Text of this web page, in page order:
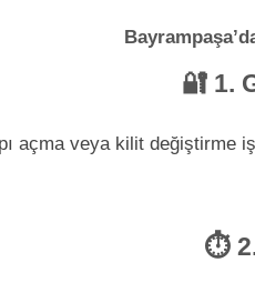
🔐 1.
açma veya kilit
⏱️ 2.